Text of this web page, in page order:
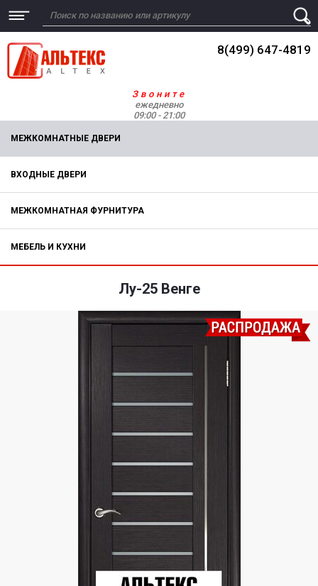
8(499) 647-4819
Звоните
ежедневно
09:00 - 21:00
МЕЖКОМНАТНЫЕ ДВЕРИ
ВХОДНЫЕ ДВЕРИ
МЕЖКОМНАТНАЯ ФУРНИТУРА
МЕБЕЛЬ И КУХНИ
Лу-25 Венге